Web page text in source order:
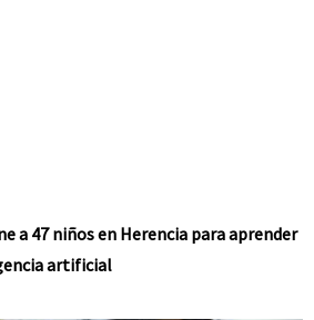
a 47 niños en Herencia para aprender
artificial